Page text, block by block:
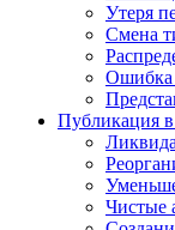
Утеря
Смена
Ошибка
Публикация
Чистые